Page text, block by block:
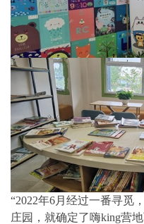
“2022年6月经过一番寻觅
庄园，就确定了嗨king营